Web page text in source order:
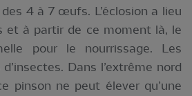
4 à 7 œufs. L’éclosion a lieu
et à partir de ce moment là, le
pour le nourrissage. Les
Dans l’extrême nord
pinson ne peut élever qu’une